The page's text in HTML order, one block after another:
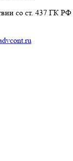
со ст. 437 ГК